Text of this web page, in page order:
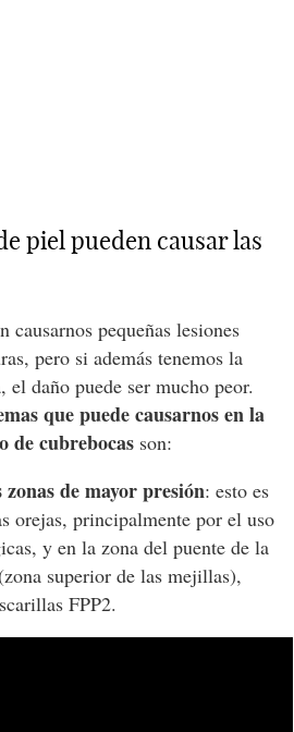
piel pueden causar las
causarnos pequeñas lesiones
pero si además tenemos la
daño puede ser mucho peor.
que puede causarnos en la
de cubrebocasson:
de mayor presión: esto es
orejas, principalmente por el uso
y en la zona del puente de la
superior de las mejillas),
FPP2.